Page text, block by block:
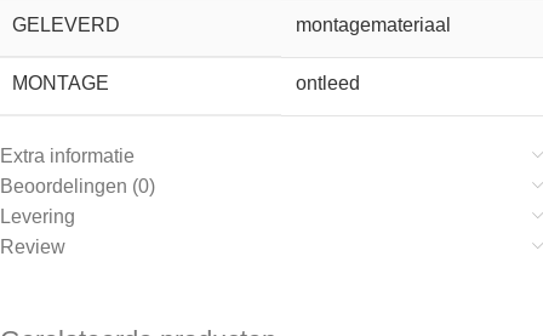
GELEVERD montagemateriaal
MONTAGE ontleed
Extra informatie
Beoordelingen (0)
Levering
Review